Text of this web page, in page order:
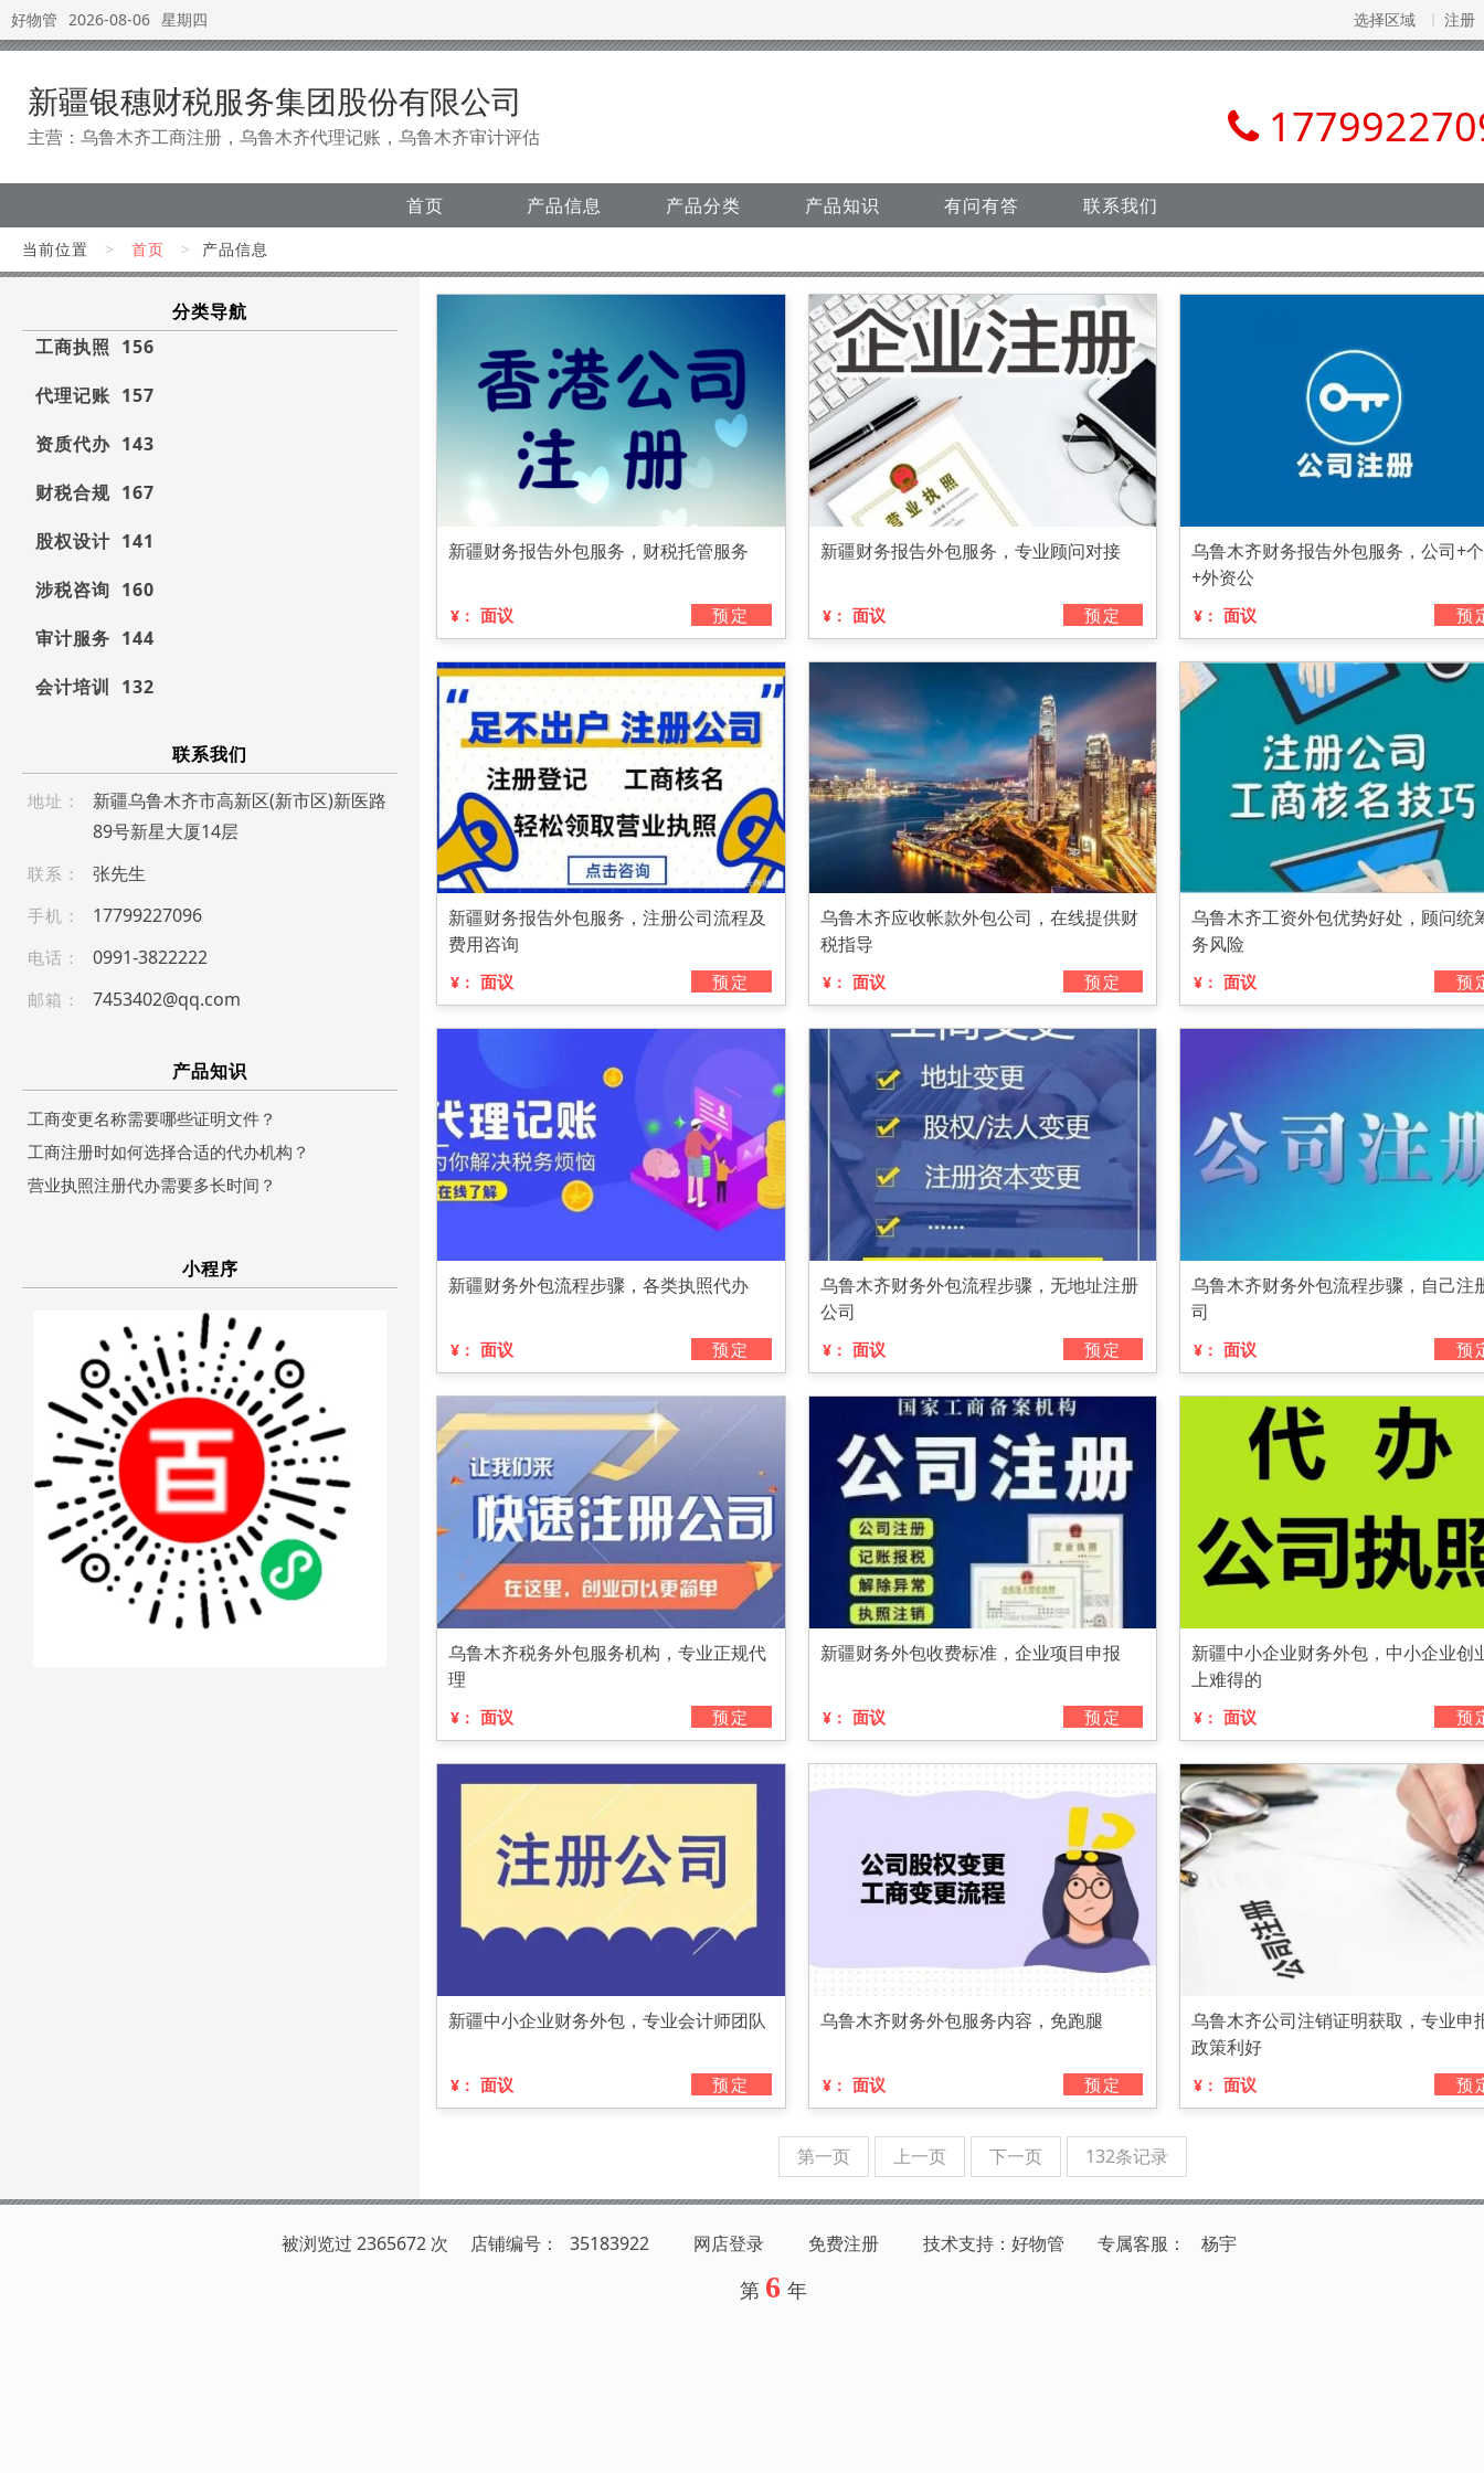
好物管 2026-08-06 星期四 选择区域 注册
新疆银穗财税服务集团股份有限公司
主营：乌鲁木齐工商注册，乌鲁木齐代理记账，乌鲁木齐审计评估
首页 产品信息 产品分类 产品知识 有问有答 联系我们
当前位置 > 首页 > 产品信息
分类导航
工商执照 156
代理记账 157
资质代办 143
财税合规 167
股权设计 141
涉税咨询 160
审计服务 144
会计培训 132
联系我们
地址：
新疆乌鲁木齐市高新区(新市区)新医路
89号新星大厦14层
联系： 张先生
手机： 1 7 7 9 922 7 0 9 6
电话： 099 1- 38 222 22
邮箱： 7453402@qq.com
产品知识
工商变更名称需要哪些证明文件？
工商注册时如何选择合适的代办机构？
营业执照注册代办需要多长时间？
小程序
新疆财务报告外包服务，财税托管服务
¥： 面议 预定
新疆财务报告外包服务，专业顾问对接
¥： 面议 预定
乌鲁木齐财务报告外包服务，公司+
+外资公
¥： 面议 预
新疆财务报告外包服务，注册公司流程及
费用咨询
¥： 面议 预定
乌鲁木齐应收帐款外包公司，在线提供财
税指导
¥： 面议 预定
乌鲁木齐工资外包优势好处，顾问统
务风险
¥： 面议 预
新疆财务外包流程步骤，各类执照代办
¥： 面议 预定
乌鲁木齐财务外包流程步骤，无地址注册
公司
¥： 面议 预定
乌鲁木齐财务外包流程步骤，自己注
司
¥： 面议 预
乌鲁木齐税务外包服务机构，专业正规代
理
¥： 面议 预定
新疆财务外包收费标准，企业项目申报
¥： 面议 预定
新疆中小企业财务外包，中小企业创
上难得的
¥： 面议 预
新疆中小企业财务外包，专业会计师团队
¥： 面议 预定
乌鲁木齐财务外包服务内容，免跑腿
¥： 面议 预定
乌鲁木齐公司注销证明获取，专业申
政策利好
¥： 面议 预
第一页 上一页 下一页 132条记录
被浏览过 2365672 次 店铺编号： 35183922 网店登录 免费注册 技术支持：好物管 专属客服 ： 杨宇
第 6 年